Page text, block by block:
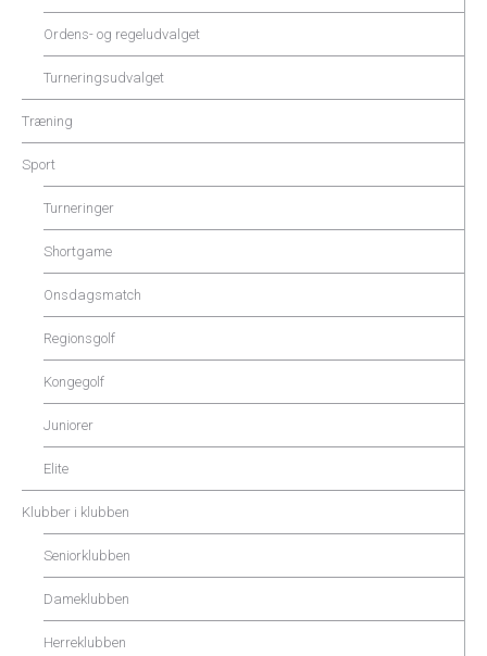
Ordens- og regeludvalget
Turneringsudvalget
Træning
Sport
Turneringer
Shortgame
Onsdagsmatch
Regionsgolf
Kongegolf
Juniorer
Elite
Klubber i klubben
Seniorklubben
Dameklubben
Herreklubben